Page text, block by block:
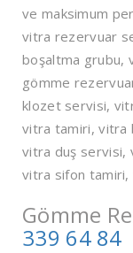
ve maksimum
vitra rezervuar
boşaltma grubu,
gömme
klozet servisi,
vitra tamiri, vitra
vitra duş servisi,
vitra sifon
Gömme
339 64 84